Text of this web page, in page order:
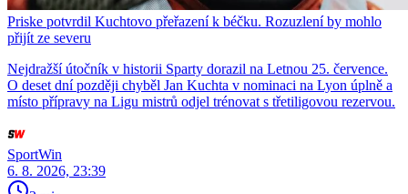
Priske potvrdil Kuchtovo přeřazení k béčku. Rozuzlení by mohlo
přijít ze severu
Nejdražší útočník v historii Sparty dorazil na Letnou 25. července.
O deset dní později chyběl Jan Kuchta v nominaci na Lyon úplně a
místo přípravy na Ligu mistrů odjel trénovat s třetiligovou rezervou.
SportWin
6. 8. 2026, 23:39